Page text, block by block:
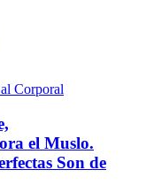
Corporal
el Muslo.
Son de